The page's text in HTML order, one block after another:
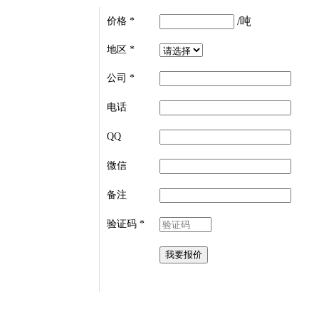
价格 * /吨
地区 *
公司 *
电话
QQ
微信
备注
验证码 *